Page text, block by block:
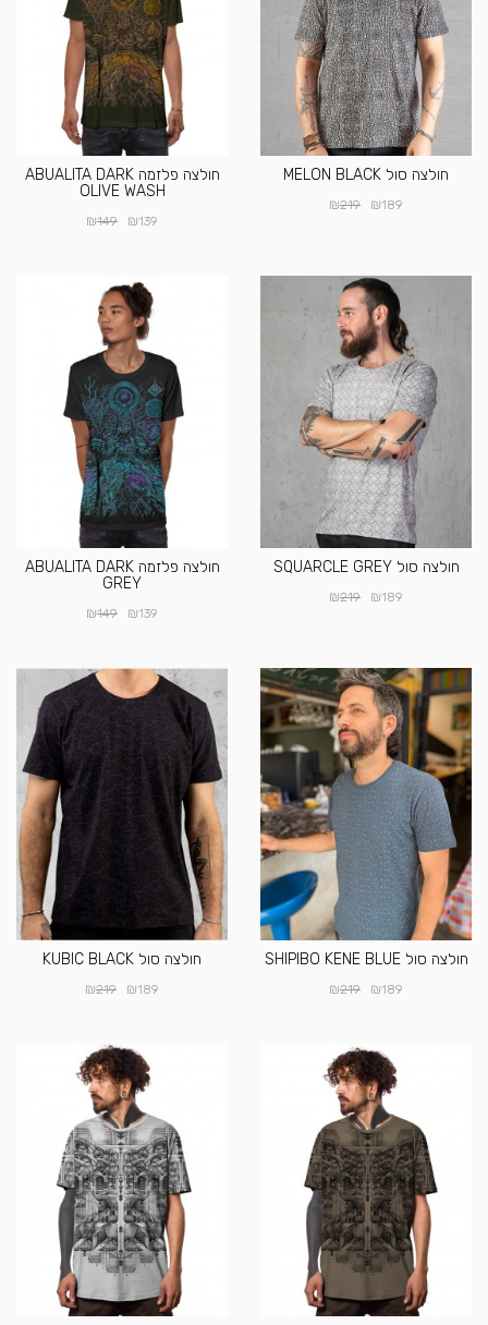
חולצה סול MELON BLACK
₪189
₪219
חולצה פלזמה ABUALITA DARK
OLIVE WASH
₪139
₪149
חולצה סול SQUARCLE GREY
₪189
₪219
חולצה פלזמה ABUALITA DARK
GREY
₪139
₪149
חולצה סול SHIPIBO KENE BLUE
₪189
₪219
חולצה סול KUBIC BLACK
₪189
₪219